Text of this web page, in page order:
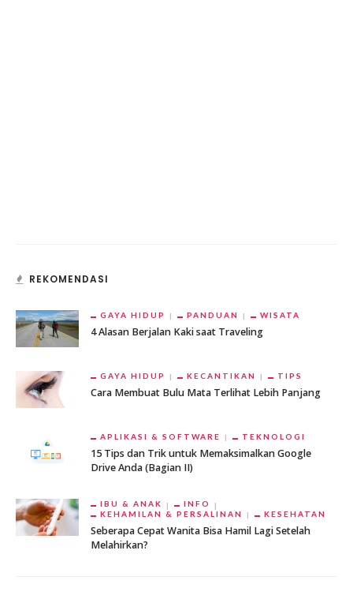
REKOMENDASI
GAYA HIDUP PANDUAN WISATA
4 Alasan Berjalan Kaki saat Traveling
GAYA HIDUP KECANTIKAN TIPS
Cara Membuat Bulu Mata Terlihat Lebih Panjang
APLIKASI & SOFTWARE TEKNOLOGI
15 Tips dan Trik untuk Memaksimalkan Google
Drive Anda (Bagian II)
IBU & ANAK
INFO
KEHAMILAN & PERSALINAN
KESEHATAN
Seberapa Cepat Wanita Bisa Hamil Lagi Setelah
Melahirkan?